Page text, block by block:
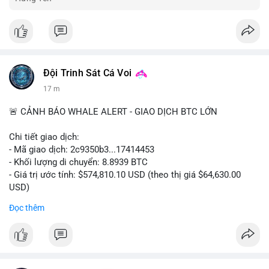
Đội Trinh Sát Cá Voi
17 m
🚨 CẢNH BÁO WHALE ALERT - GIAO DỊCH BTC LỚN
Chi tiết giao dịch:
- Mã giao dịch: 2c9350b3...17414453
- Khối lượng di chuyển: 8.8939 BTC
- Giá trị ước tính: $574,810.10 USD (theo thị giá $64,630.00
USD)
triệu USD được di chuyển trong một giao dịch duy nhất cho
Đọc thêm